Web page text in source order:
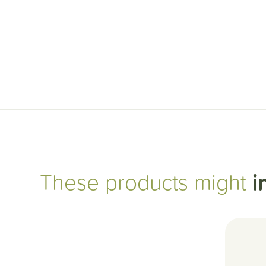
These products might